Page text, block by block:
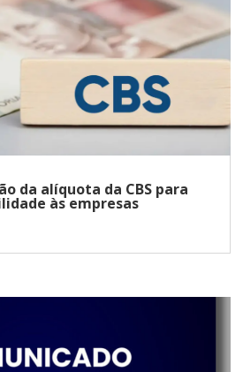
da alíquota da CBS para
às empresas